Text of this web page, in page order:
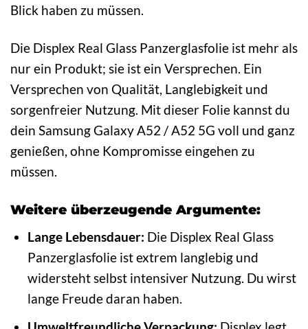
Blick haben zu müssen.
Die Displex Real Glass Panzerglasfolie ist mehr als
nur ein Produkt; sie ist ein Versprechen. Ein
Versprechen von Qualität, Langlebigkeit und
sorgenfreier Nutzung. Mit dieser Folie kannst du
dein Samsung Galaxy A52 / A52 5G voll und ganz
genießen, ohne Kompromisse eingehen zu
müssen.
Weitere überzeugende Argumente:
Lange Lebensdauer: Die Displex Real Glass
Panzerglasfolie ist extrem langlebig und
widersteht selbst intensiver Nutzung. Du wirst
lange Freude daran haben.